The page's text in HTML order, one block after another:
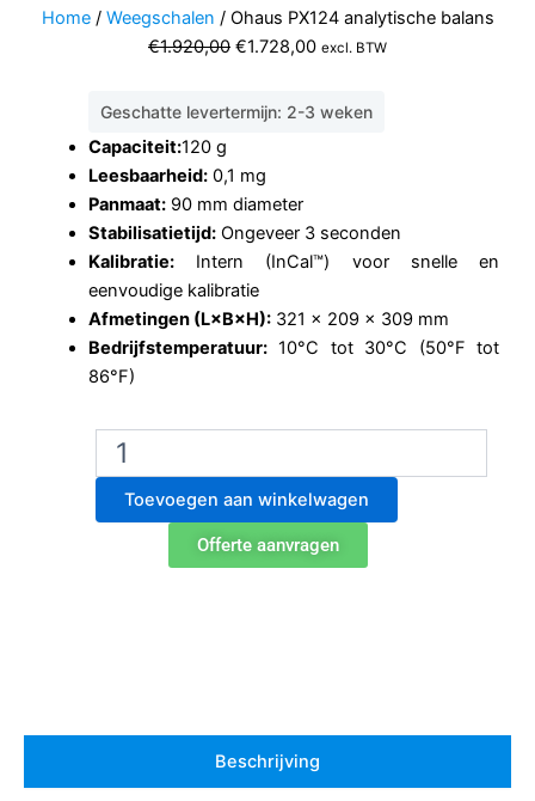
Home/ Weegschalen / Ohaus PX124 analytische balans
€1.920,00 Oorspronkelijke
was:
€1.728,00Huidige
excl. BTW
Geschatte levertermijn: 2-3 weken
Capaciteit:120 g
Leesbaarheid: 0,1 mg
Panmaat: 90 mm diameter
Stabilisatietijd: Ongeveer 3 seconden
Kalibratie:
Intern (InCal™) voor snelle en
eenvoudige kalibratie
Afmetingen (L×B×H): 321 × 209 × 309 mm
Bedrijfstemperatuur: 10°C tot 30°C (50°F tot
86°F)
Ohaus
PX124
analytische
balans
Toevoegen aan winkelwagen
Offerte aanvragen
Beschrijving